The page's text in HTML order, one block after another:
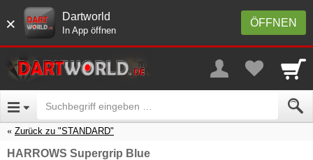
× ÖFFNEN
Dartworld
In App öffnen
Zurück zu "STANDARD"
HARROWS Supergrip Blue